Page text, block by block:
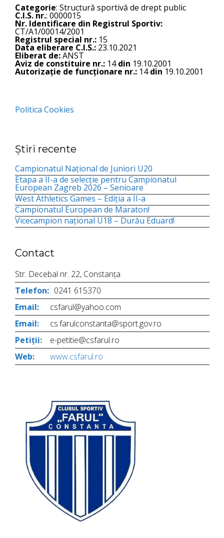
Categorie: Structură sportivă de drept public
C.I.S. nr.: 0000015
Nr. Identificare din Registrul Sportiv:
CT/A1/00014/2001
Registrul special nr.: 15
Data eliberare C.I.S.: 23.10.2021
Eliberat de:ANST
Aviz de constituire nr.: 14din 19.10.2001
Autorizație de funcționare nr.: 14din 19.10.2001
Politica Cookies
Știri recente
Campionatul Național de Juniori U20
Etapa a II-a de selecție pentru Campionatul
European Zagreb 2026 – Senioare
West Athletics Games – Ediția a II-a
Campionatul European de Maraton!
Vicecampion național U18 – Durău Eduard!
Contact
Str. Decebal nr. 22, Constanța
Telefon: 0241 615370
Email:
csfarul@yahoo.com
Email:
cs.farulconstanta@sport.gov.ro
Petiții:
e-petitie@csfarul.ro
Web:
www.csfarul.ro